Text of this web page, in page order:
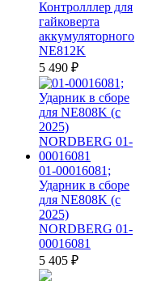
Контролллер для
гайковерта
аккумуляторного
NE812K
5 490 ₽
01-00016081;
Ударник в сборе
для NE808K (c
2025)
NORDBERG 01-
00016081
5 405 ₽